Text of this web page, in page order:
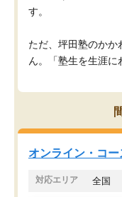
す。
ただ、坪田塾のかか
ん。「塾生を生涯に
オンライン・コー
対応エリア 全国